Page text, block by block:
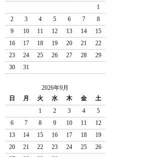
1
2
3 4 5 6 7
8
9
10 11 12 13 14
15
16
17 18 19 20 21
22
23
24 25 26 27 28
29
30
31
2026年9月
日
月 火 水 木 金
土
1
2 3 4
5
6
7 8 9 10 11
12
13
14 15 16 17 18
19
20
21 22 23 24 25
26